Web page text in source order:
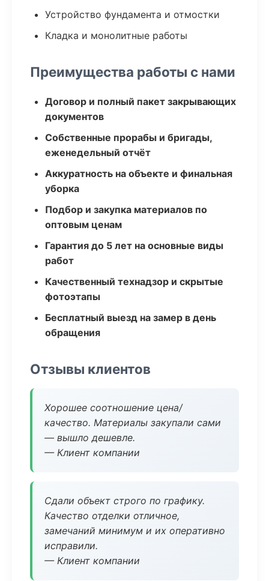
Устройство фундамента и отмостки
Кладка и монолитные работы
Преимущества работы с нами
Договор и полный пакет закрывающих
документов
Собственные прорабы и бригады,
еженедельный отчёт
Аккуратность на объекте и финальная
уборка
Подбор и закупка материалов по
оптовым ценам
Гарантия до 5 лет на основные виды
работ
Качественный технадзор и скрытые
фотоэтапы
Бесплатный выезд на замер в день
обращения
Отзывы клиентов
Хорошее соотношение цена/
качество. Материалы закупали сами
— вышло дешевле.
— Клиент компании
Сдали объект строго по графику.
Качество отделки отличное,
замечаний минимум и их оперативно
исправили.
— Клиент компании